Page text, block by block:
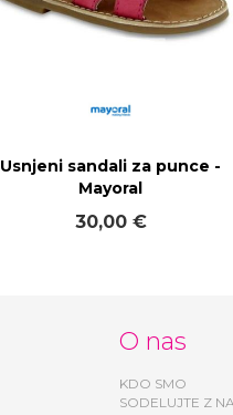
Usnjeni sandali za punce -
Mayoral
30,00 €
O nas
KDO SMO
SODELUJTE Z